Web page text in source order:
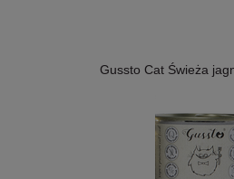
Gussto Cat Świeża